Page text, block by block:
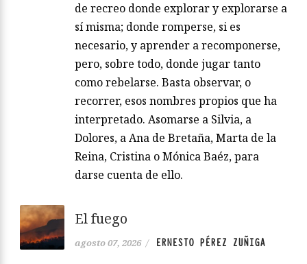
de recreo donde explorar y explorarse a
sí misma; donde romperse, si es
necesario, y aprender a recomponerse,
pero, sobre todo, donde jugar tanto
como rebelarse. Basta observar, o
recorrer, esos nombres propios que ha
interpretado. Asomarse a Silvia, a
Dolores, a Ana de Bretaña, Marta de la
Reina, Cristina o Mónica Baéz, para
darse cuenta de ello.
El fuego
agosto 07, 2026 / ERNESTO PÉREZ ZUÑIGA